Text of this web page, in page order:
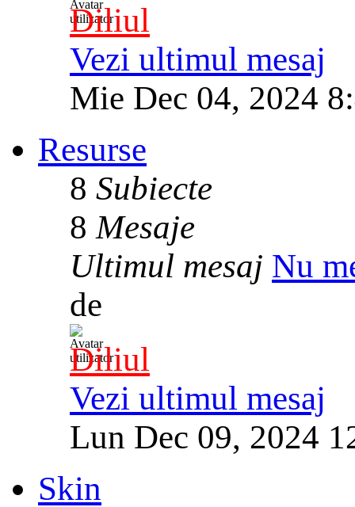
Diliul
Vezi ultimul mesaj
Mie Dec 04, 2024
Resurse
8 Subiecte
8 Mesaje
Ultimul mesaj Nu
de
Diliul
Vezi ultimul mesaj
Lun Dec 09, 2024
Skin